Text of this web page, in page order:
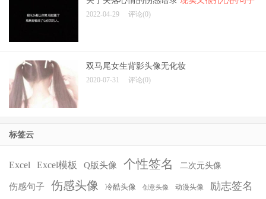
2022-04-29 评论(0)
双马尾女生背影头像无化妆
2020-07-31 评论(0)
标签云
Excel Excel模板 Q版头像 个性签名 二次元头像
伤感句子 伤感头像 冷酷头像 创意头像 动漫头像 励志签名